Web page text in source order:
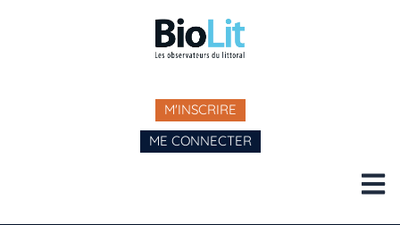
M'INSCRIRE
ME CONNECTER